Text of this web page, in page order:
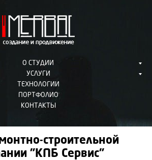
О СТУДИИ
УСЛУГИ
ТЕХНОЛОГИИ
ПОРТФОЛИО
КОНТАКТЫ
строительной
"КПБ Сервис"